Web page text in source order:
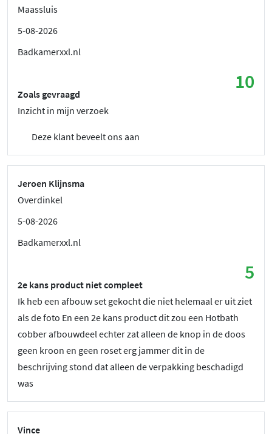
Maassluis
5-08-2026
Badkamerxxl.nl
10
Zoals gevraagd
Inzicht in mijn verzoek
Deze klant beveelt ons aan
Jeroen Klijnsma
Overdinkel
5-08-2026
Badkamerxxl.nl
5
2e kans product niet compleet
Ik heb een afbouw set gekocht die niet helemaal er uit ziet
als de foto En een 2e kans product dit zou een Hotbath
cobber afbouwdeel echter zat alleen de knop in de doos
geen kroon en geen roset erg jammer dit in de
beschrijving stond dat alleen de verpakking beschadigd
was
Vince